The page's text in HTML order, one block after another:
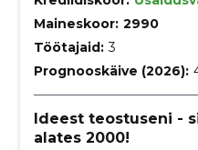
Maineskoor: 2990
Töötajaid: 3
Prognooskäive (2026):
Ideest teostuseni -
alates 2000!